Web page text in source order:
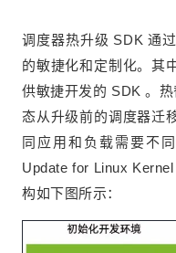
调度器热升级 SDK 通
的敏捷化和定制化。其
供敏捷开发的 SDK 。
态从升级前的调度器迁
同应用和负载需要不
Update for Linux
构如下图所示：